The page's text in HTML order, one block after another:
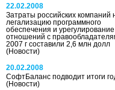
22.02.2008
Затраты российских компаний
легализацию программного
обеспечения и урегулирование
отношений с
2007 г составили 2,6 млн долл
(Новости)
20.02.2008
СофтБаланс подводит итоги
(Новости)